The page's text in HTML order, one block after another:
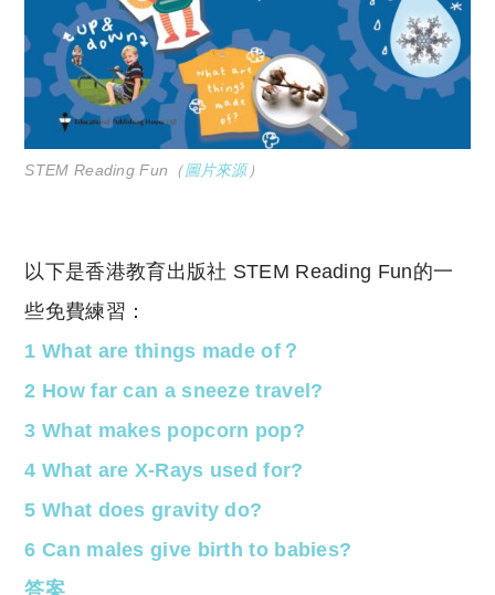
STEM Reading Fun（圖片來源）
以下是香港教育出版社 STEM Reading Fun的一
些免費練習：
1 What are things made of？
2 How far can a sneeze travel?
3 What makes popcorn pop?
4 What are X-Rays used for?
5 What does gravity do?
6 Can males give birth to babies?
答案